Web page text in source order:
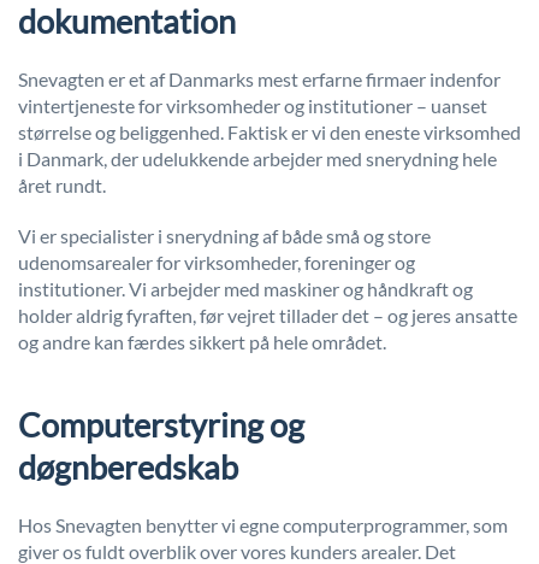
dokumentation
Snevagten er et af Danmarks mest erfarne firmaer indenfor
vintertjeneste for virksomheder og institutioner – uanset
størrelse og beliggenhed. Faktisk er vi den eneste virksomhed
i Danmark, der udelukkende arbejder med snerydning hele
året rundt.
Vi er specialister i snerydning af både små og store
udenomsarealer for virksomheder, foreninger og
institutioner. Vi arbejder med maskiner og håndkraft og
holder aldrig fyraften, før vejret tillader det – og jeres ansatte
og andre kan færdes sikkert på hele området.
Computerstyring og
døgnberedskab
Hos Snevagten benytter vi egne computerprogrammer, som
giver os fuldt overblik over vores kunders arealer. Det